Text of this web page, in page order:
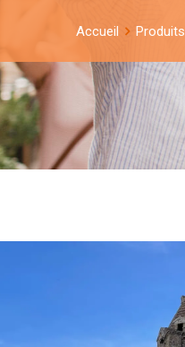
Accueil Produits